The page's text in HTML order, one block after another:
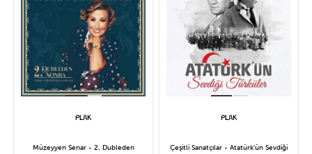
Müzeyyen Senar - 2. Dubleden
Çeşitli Sanatçılar - Atatürk'ün Sevdiği